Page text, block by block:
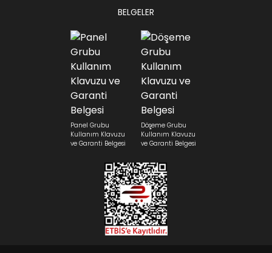
BELGELER
Panel Grubu
Kullanım Klavuzu
ve Garanti Belgesi
Döşeme Grubu
Kullanım Klavuzu
ve Garanti Belgesi